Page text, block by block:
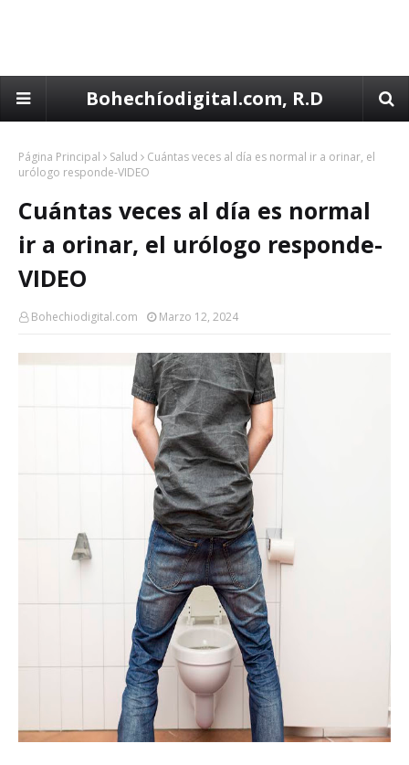
Bohechíodigital.com, R.D
Página Principal Salud
Cuántas veces al día es normal ir a orinar, el
urólogo responde-VIDEO
Cuántas veces al día es normal
ir a orinar, el urólogo responde-
VIDEO
Bohechiodigital.com Marzo 12, 2024